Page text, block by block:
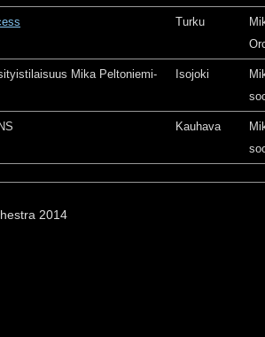
Turku
Mika Peltoniemi-
Isojoki
Kauhava
2014